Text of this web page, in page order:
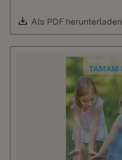
Download:
Als PDF herunterladen